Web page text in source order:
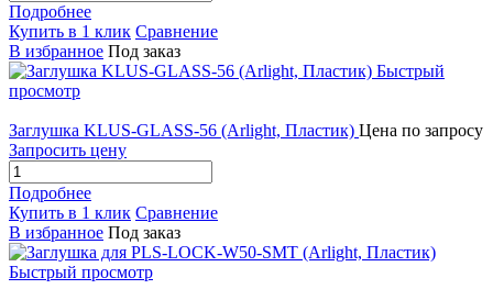
Подробнее
Купить в 1 клик Сравнение
В избранное Под заказ
Быстрый
просмотр
Заглушка KLUS-GLASS-56 (Arlight, Пластик) Цена по запросу
Запросить цену
Подробнее
Купить в 1 клик Сравнение
В избранное Под заказ
Быстрый просмотр